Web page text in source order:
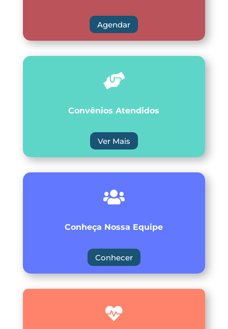
Agendar

Convênios Atendidos
Ver Mais

Conheça Nossa Equipe
Conhecer
